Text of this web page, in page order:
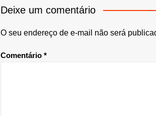
Deixe um comentário
O seu endereço de e-mail não será
Comentário *